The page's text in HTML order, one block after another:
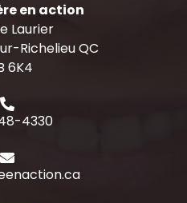
en action
Laurier
Richelieu QC
6K4
4330